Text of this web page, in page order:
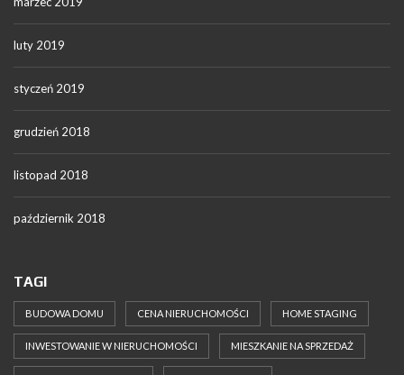
luty 2019
styczeń 2019
grudzień 2018
listopad 2018
październik 2018
TAGI
BUDOWA DOMU CENA NIERUCHOMOŚCI HOME STAGING
INWESTOWANIE W NIERUCHOMOŚCI MIESZKANIE NA SPRZEDAŻ